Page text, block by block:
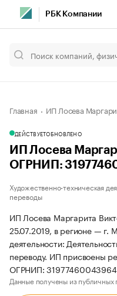
РБК Компании
Главная ИП Лосева
ДЕЙСТВУЕТОБНОВЛЕНО
ИП Лосева
ОГРНИП:
Художественно-техническая
переводы
ИП Лосева Маргарита
25.07.2019, в регионе — г.
деятельности:
переводу. ИП присвоены
ОГРНИП:
Данные получены из публичных